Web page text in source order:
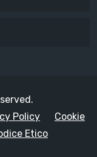
Policy
Cookie
Etico